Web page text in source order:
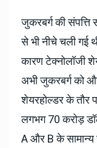
जुकरबर्ग की
से भी नीचे चली गई
कारण टेक्नोलॉजी
अभी जुकरबर्ग को
शेयरहोल्डर के तौर
लगभग 70 करोड़
A और B के